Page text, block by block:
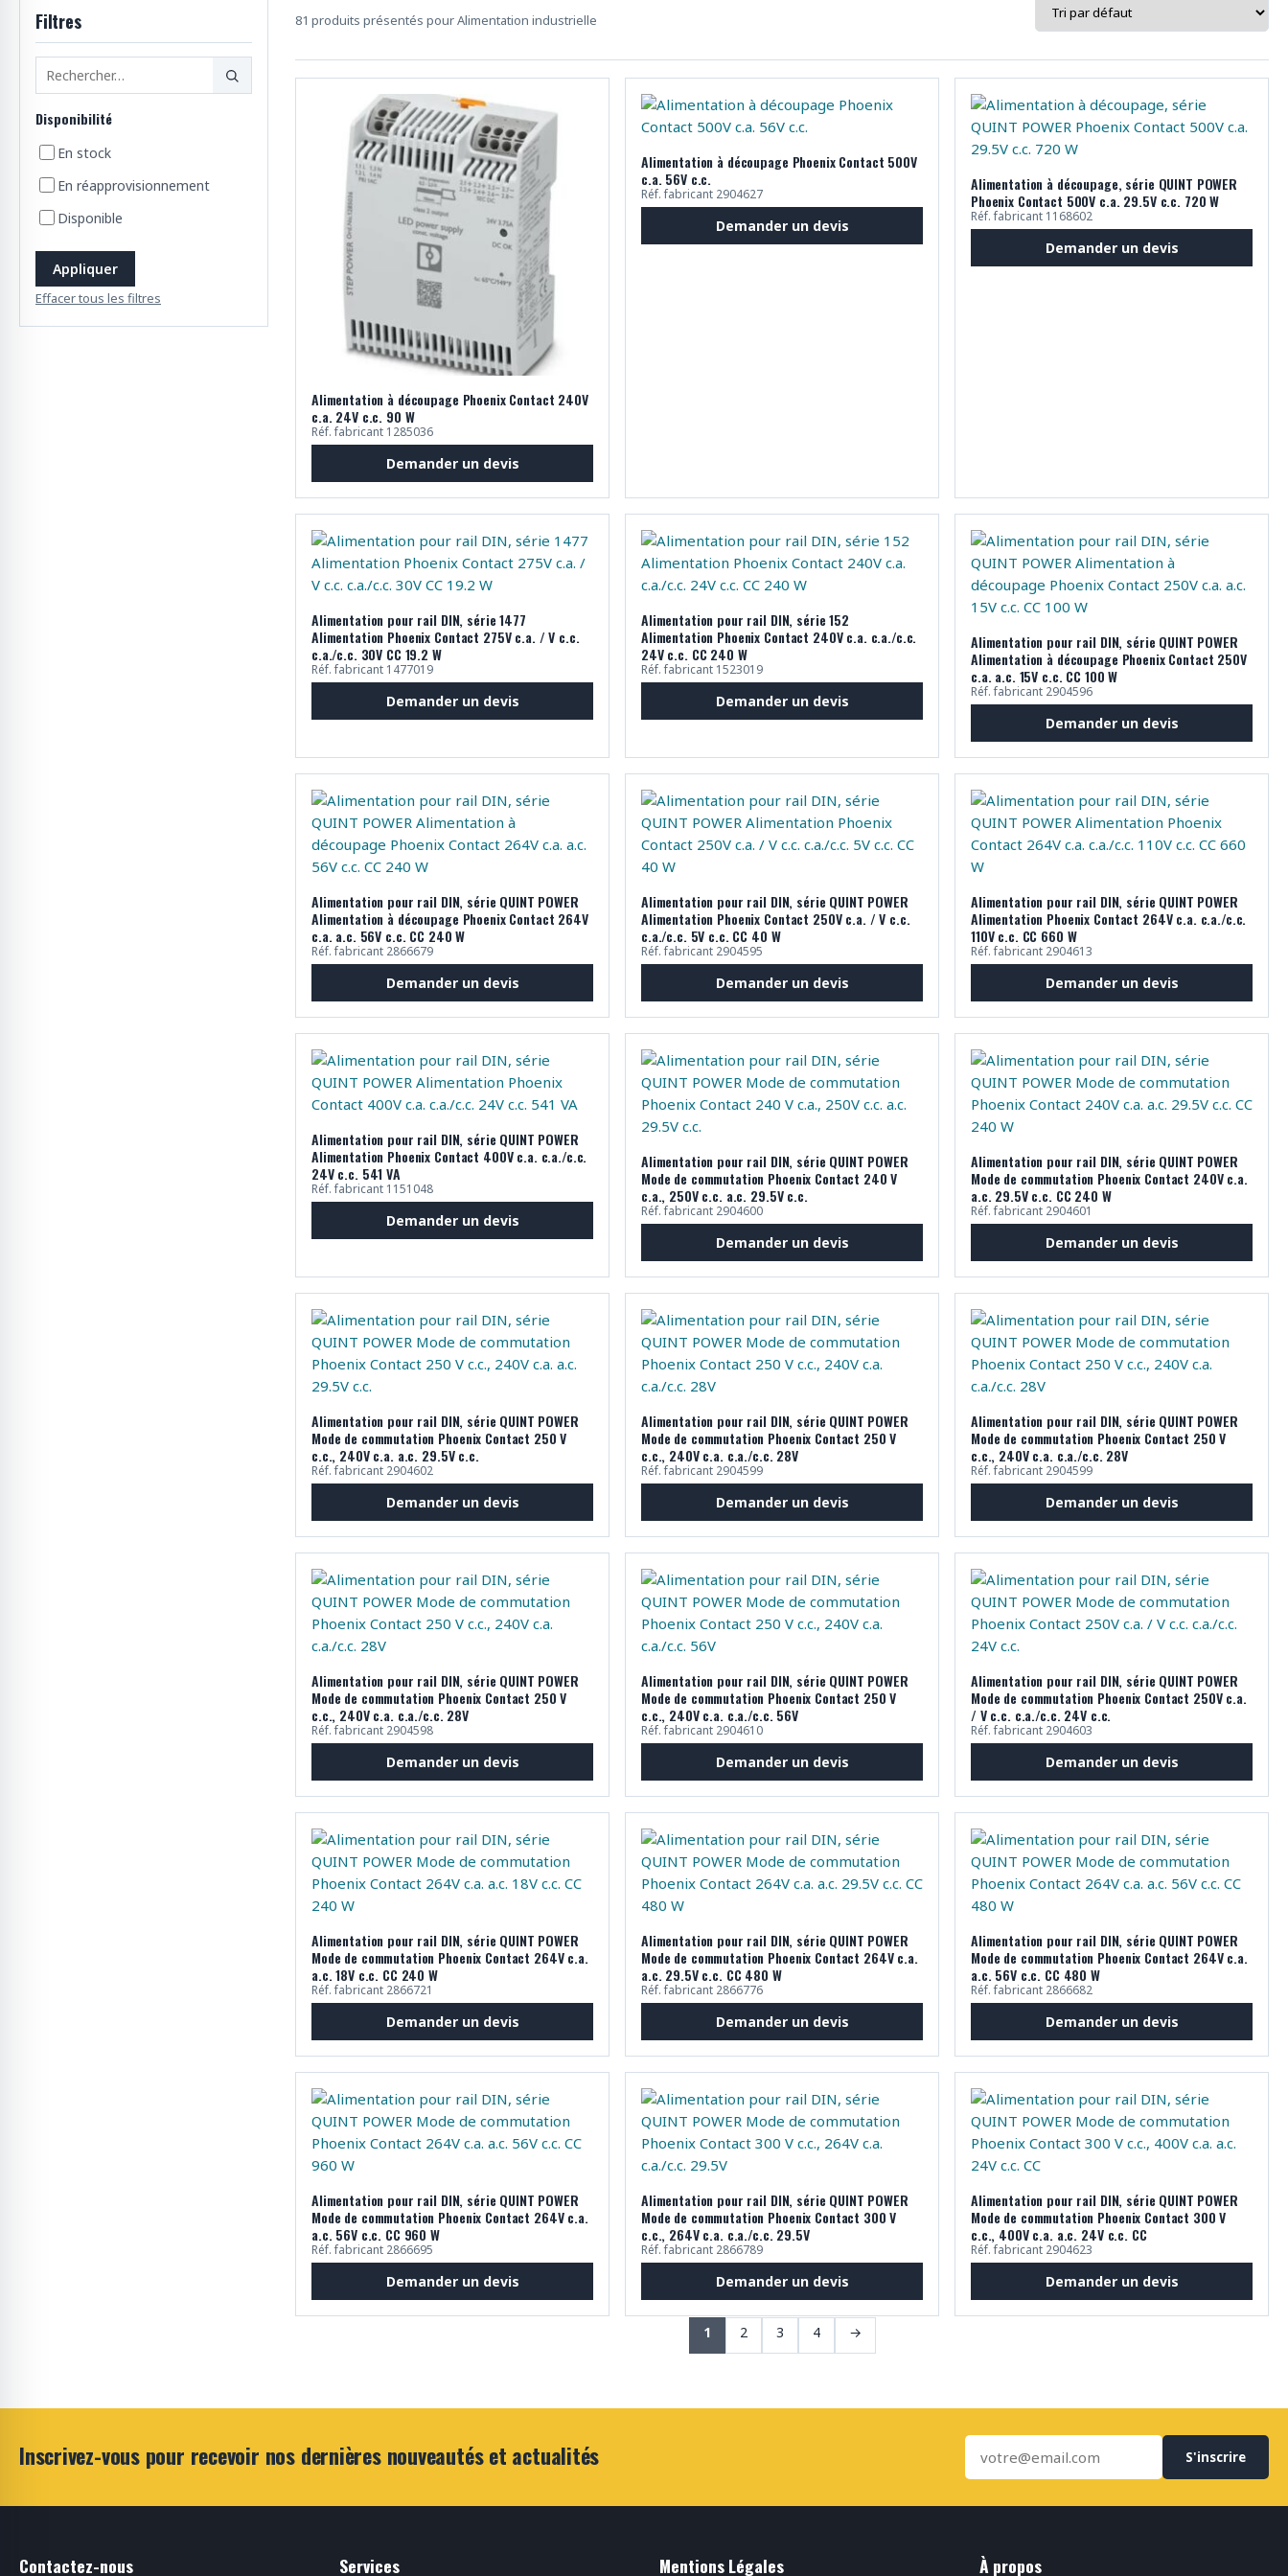
o
u
Filtres
Disponibilité
En stock
En réapprovisionnement
Disponible
Appliquer
Effacer tous les filtres
81 produits présentés pour Alimentation industrielle
Alimentation à découpage Phoenix Contact 240V
c.a. 24V c.c. 90 W
Réf. fabricant 1285036
Demander un devis
Alimentation à découpage Phoenix Contact 500V
c.a. 56V c.c.
Réf. fabricant 2904627
Demander un devis
Alimentation à découpage, série QUINT POWER
Phoenix Contact 500V c.a. 29.5V c.c. 720 W
Réf. fabricant 1168602
Demander un devis
Alimentation pour rail DIN, série 1477
Alimentation Phoenix Contact 275V c.a. / V c.c.
c.a./c.c. 30V CC 19.2 W
Réf. fabricant 1477019
Demander un devis
Alimentation pour rail DIN, série 152
Alimentation Phoenix Contact 240V c.a. c.a./c.c.
24V c.c. CC 240 W
Réf. fabricant 1523019
Demander un devis
Alimentation pour rail DIN, série QUINT POWER
Alimentation à découpage Phoenix Contact 250V
c.a. a.c. 15V c.c. CC 100 W
Réf. fabricant 2904596
Demander un devis
Alimentation pour rail DIN, série QUINT POWER
Alimentation à découpage Phoenix Contact 264V
c.a. a.c. 56V c.c. CC 240 W
Réf. fabricant 2866679
Demander un devis
Alimentation pour rail DIN, série QUINT POWER
Alimentation Phoenix Contact 250V c.a. / V c.c.
c.a./c.c. 5V c.c. CC 40 W
Réf. fabricant 2904595
Demander un devis
Alimentation pour rail DIN, série QUINT POWER
Alimentation Phoenix Contact 264V c.a. c.a./c.c.
110V c.c. CC 660 W
Réf. fabricant 2904613
Demander un devis
Alimentation pour rail DIN, série QUINT POWER
Alimentation Phoenix Contact 400V c.a. c.a./c.c.
24V c.c. 541 VA
Réf. fabricant 1151048
Demander un devis
Alimentation pour rail DIN, série QUINT POWER
Mode de commutation Phoenix Contact 240 V
c.a., 250V c.c. a.c. 29.5V c.c.
Réf. fabricant 2904600
Demander un devis
Alimentation pour rail DIN, série QUINT POWER
Mode de commutation Phoenix Contact 240V c.a.
a.c. 29.5V c.c. CC 240 W
Réf. fabricant 2904601
Demander un devis
Alimentation pour rail DIN, série QUINT POWER
Mode de commutation Phoenix Contact 250 V
c.c., 240V c.a. a.c. 29.5V c.c.
Réf. fabricant 2904602
Demander un devis
Alimentation pour rail DIN, série QUINT POWER
Mode de commutation Phoenix Contact 250 V
c.c., 240V c.a. c.a./c.c. 28V
Réf. fabricant 2904599
Demander un devis
Alimentation pour rail DIN, série QUINT POWER
Mode de commutation Phoenix Contact 250 V
c.c., 240V c.a. c.a./c.c. 28V
Réf. fabricant 2904599
Demander un devis
Alimentation pour rail DIN, série QUINT POWER
Mode de commutation Phoenix Contact 250 V
c.c., 240V c.a. c.a./c.c. 28V
Réf. fabricant 2904598
Demander un devis
Alimentation pour rail DIN, série QUINT POWER
Mode de commutation Phoenix Contact 250 V
c.c., 240V c.a. c.a./c.c. 56V
Réf. fabricant 2904610
Demander un devis
Alimentation pour rail DIN, série QUINT POWER
Mode de commutation Phoenix Contact 250V c.a.
/ V c.c. c.a./c.c. 24V c.c.
Réf. fabricant 2904603
Demander un devis
Alimentation pour rail DIN, série QUINT POWER
Mode de commutation Phoenix Contact 264V c.a.
a.c. 18V c.c. CC 240 W
Réf. fabricant 2866721
Demander un devis
Alimentation pour rail DIN, série QUINT POWER
Mode de commutation Phoenix Contact 264V c.a.
a.c. 29.5V c.c. CC 480 W
Réf. fabricant 2866776
Demander un devis
Alimentation pour rail DIN, série QUINT POWER
Mode de commutation Phoenix Contact 264V c.a.
a.c. 56V c.c. CC 480 W
Réf. fabricant 2866682
Demander un devis
Alimentation pour rail DIN, série QUINT POWER
Mode de commutation Phoenix Contact 264V c.a.
a.c. 56V c.c. CC 960 W
Réf. fabricant 2866695
Demander un devis
Alimentation pour rail DIN, série QUINT POWER
Mode de commutation Phoenix Contact 300 V
c.c., 264V c.a. c.a./c.c. 29.5V
Réf. fabricant 2866789
Demander un devis
Alimentation pour rail DIN, série QUINT POWER
Mode de commutation Phoenix Contact 300 V
c.c., 400V c.a. a.c. 24V c.c. CC
Réf. fabricant 2904623
Demander un devis
1 2 3 4 →
Inscrivez-vous pour recevoir nos dernières nouveautés et actualités S'inscrire
Contactez-nous Services Mentions Légales À propos